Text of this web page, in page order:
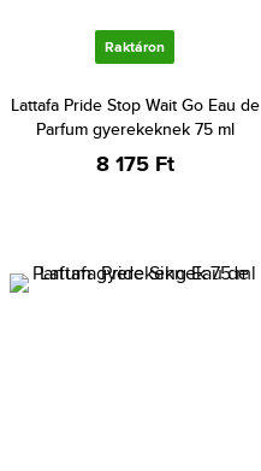
Raktáron
Lattafa Pride Stop Wait Go Eau de
Parfum gyerekeknek 75 ml
8 175 Ft